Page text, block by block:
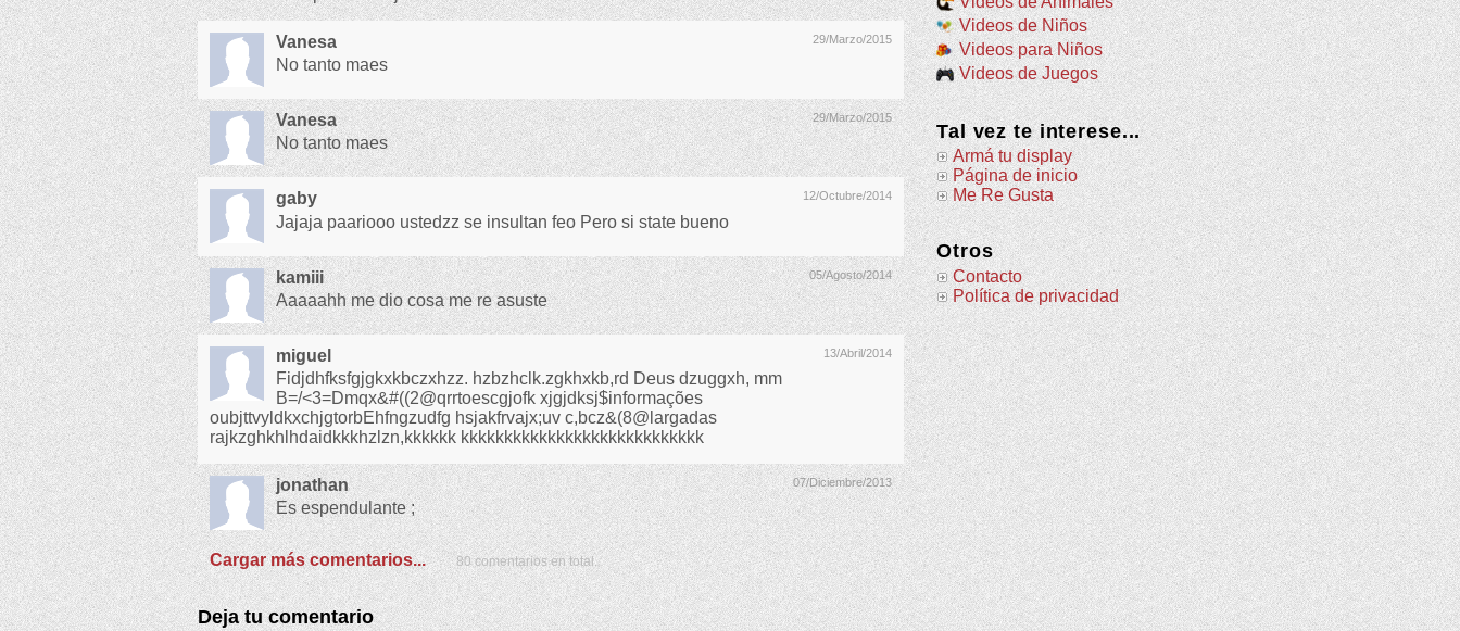
29/Marzo/2015
Vanesa
No tanto maes
29/Marzo/2015
Vanesa
No tanto maes
12/Octubre/2014
gaby
Jajaja paariooo ustedzz se insultan feo Pero si state bueno
05/Agosto/2014
kamiii
Aaaaahh me dio cosa me re asuste
13/Abril/2014
miguel
Fidjdhfksfgjgkxkbczxhzz. hzbzhclk.zgkhxkb,rd Deus dzuggxh, mm
B=/<3=Dmqx&#((2@qrrtoescgjofk xjgjdksj$informações
oubjttvyldkxchjgtorbEhfngzudfg hsjakfrvajx;uv c,bcz&(8@largadas
rajkzghkhlhdaidkkkhzlzn,kkkkkk kkkkkkkkkkkkkkkkkkkkkkkkkkkk
07/Diciembre/2013
jonathan
Es espendulante ;
Cargar más comentarios... 80 comentarios en total.
Deja tu comentario
Videos de Niños
Videos para Niños
Videos de Juegos
Tal vez te interese...
Armá tu display
Página de inicio
Me Re Gusta
Otros
Contacto
Política de privacidad